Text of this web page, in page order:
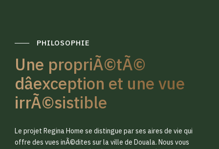
PHILOSOPHIE
Une propriÃ©tÃ©
dâexception et une vue
irrÃ©sistible
Le projet Regina Home se distingue par ses aires de vie qui
offre des vues inÃ©dites sur la ville de Douala. Nous vous
00